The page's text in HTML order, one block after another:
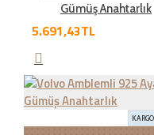
İade etmek üzere
gereken öğeleri
Gümüş Anahtarlık
5.691,43TL